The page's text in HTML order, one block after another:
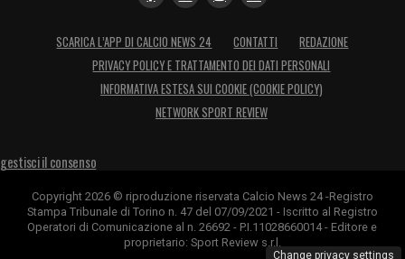
SCARICA L’APP DI CALCIO NEWS 24 CONTATTI
REDAZIONE
PRIVACY POLICY E TRATTAMENTO DEI DATI PERSONALI
INFORMATIVA ESTESA SUI COOKIE (COOKIE POLICY)
NETWORK SPORT REVIEW
gestisci il consenso
Copyright 2026 © riproduzione riservata Calcio News 24 -Registro
Stampa Tribunale di Torino n. 47 del 07/09/2021 - Iscritto al Registro
Operatori di Comunicazione al n. 26692 - P.I.11028660014 - Editore e
proprietario: Sport Review s.r.l.
Change privacy settings